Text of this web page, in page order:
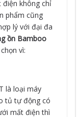
điện không chỉ
phẩm cũng
lý với đại đa
ồn Bamboo
vì:
là loại máy
tủ tự động có
mất điện thì